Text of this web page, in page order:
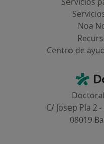
Noa
Centro de
C/ Josep Pla 2
08019